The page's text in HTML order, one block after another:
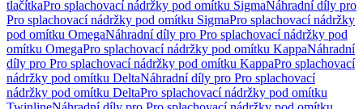
tlačítkaPro splachovací nádržky pod omítku SigmaNáhradní díly pro
Pro splachovací nádržky pod omítku SigmaPro splachovací nádržky
pod omítku OmegaNáhradní díly pro Pro splachovací nádržky pod
omítku OmegaPro splachovací nádržky pod omítku KappaNáhradní
díly pro Pro splachovací nádržky pod omítku KappaPro splachovací
nádržky pod omítku DeltaNáhradní díly pro Pro splachovací
nádržky pod omítku DeltaPro splachovací nádržky pod omítku